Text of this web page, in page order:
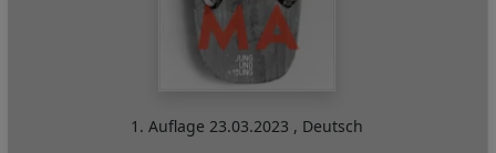
1. Auflage23.03.2023 , Deutsch